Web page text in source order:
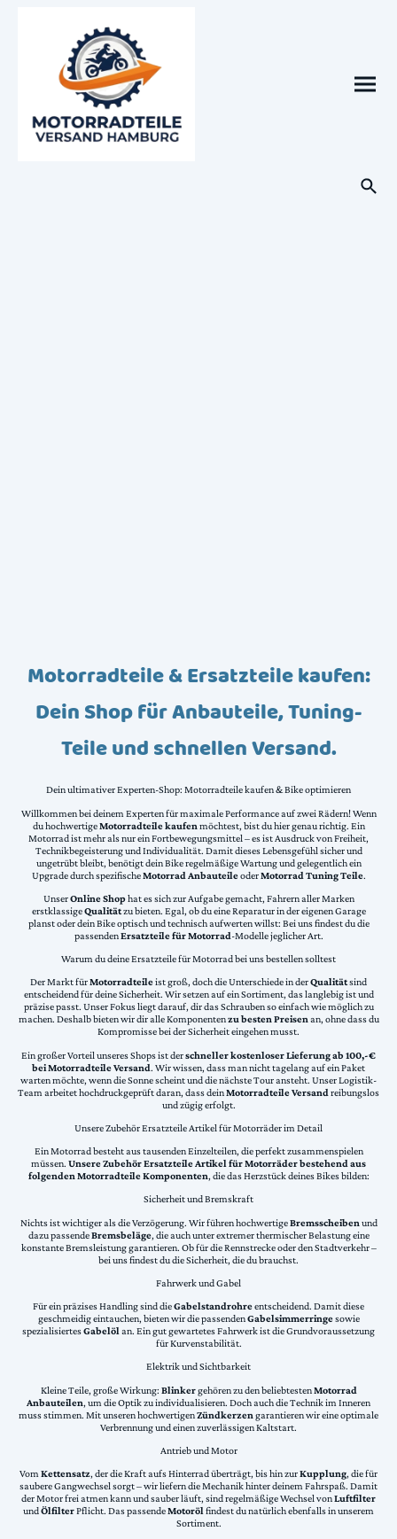
Motorradteile & Ersatzteile kaufen:
Dein Shop für Anbauteile, Tuning-
Teile und schnellen Versand.
Dein ultimativer Experten-Shop: Motorradteile kaufen & Bike optimieren
Willkommen bei deinem Experten für maximale Performance auf zwei Rädern! Wenn
du hochwertigeMotorradteile kaufen möchtest, bist du hier genau richtig. Ein
Motorrad ist mehr als nur ein Fortbewegungsmittel – es ist Ausdruck von Freiheit,
Technikbegeisterung und Individualität. Damit dieses Lebensgefühl sicher und
ungetrübt bleibt, benötigt dein Bike regelmäßige Wartung und gelegentlich ein
Upgrade durch spezifischeMotorrad AnbauteileoderMotorrad Tuning Teile.
UnserOnline Shophat es sich zur Aufgabe gemacht, Fahrern aller Marken
erstklassigeQualitätzu bieten. Egal, ob du eine Reparatur in der eigenen Garage
planst oder dein Bike optisch und technisch aufwerten willst: Bei uns findest du die
passendenErsatzteile für Motorrad-Modelle jeglicher Art.
Warum du deine Ersatzteile für Motorrad bei uns bestellen solltest
Der Markt fürMotorradteileist groß, doch die Unterschiede in derQualitätsind
entscheidend für deine Sicherheit. Wir setzen auf ein Sortiment, das langlebig ist und
präzise passt. Unser Fokus liegt darauf, dir das Schrauben so einfach wie möglich zu
machen. Deshalb bieten wir dir alle Komponentenzu besten Preisenan, ohne dass du
Kompromisse bei der Sicherheit eingehen musst.
Ein großer Vorteil unseres Shops ist derschneller kostenloser Lieferung ab 100,-€
bei Motorradteile Versand. Wir wissen, dass man nicht tagelang auf ein Paket
warten möchte, wenn die Sonne scheint und die nächste Tour ansteht. Unser Logistik-
Team arbeitet hochdruckgeprüft daran, dass deinMotorradteile Versand reibungslos
und zügig erfolgt.
Unsere Zubehör Ersatzteile Artikel für Motorräder im Detail
Ein Motorrad besteht aus tausenden Einzelteilen, die perfekt zusammenspielen
müssen. Unsere Zubehör Ersatzteile Artikel für Motorräder bestehend aus
folgenden Motorradteile Komponenten, die das Herzstück deines Bikes bilden:
Sicherheit und Bremskraft
Nichts ist wichtiger als die Verzögerung. Wir führen hochwertigeBremsscheiben und
dazu passendeBremsbeläge, die auch unter extremer thermischer Belastung eine
konstante Bremsleistung garantieren. Ob für die Rennstrecke oder den Stadtverkehr –
bei uns findest du die Sicherheit, die du brauchst.
Fahrwerk und Gabel
Für ein präzises Handling sind dieGabelstandrohreentscheidend. Damit diese
geschmeidig eintauchen, bieten wir die passendenGabelsimmerringesowie
spezialisiertesGabelölan. Ein gut gewartetes Fahrwerk ist die Grundvoraussetzung
für Kurvenstabilität.
Elektrik und Sichtbarkeit
Kleine Teile, große Wirkung: Blinkergehören zu den beliebtestenMotorrad
Anbauteilen, um die Optik zu individualisieren. Doch auch die Technik im Inneren
muss stimmen. Mit unseren hochwertigenZündkerzen garantieren wir eine optimale
Verbrennung und einen zuverlässigen Kaltstart.
Antrieb und Motor
VomKettensatz, der die Kraft aufs Hinterrad überträgt, bis hin zurKupplung, die für
saubere Gangwechsel sorgt – wir liefern die Mechanik hinter deinem Fahrspaß. Damit
der Motor frei atmen kann und sauber läuft, sind regelmäßige Wechsel vonLuftfilter
undÖlfilterPflicht. Das passendeMotorölfindest du natürlich ebenfalls in unserem
Sortiment.